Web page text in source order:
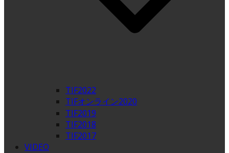
TIF2022
TIFオンライン2020
TIF2019
TIF2018
TIF2017
VIDEO